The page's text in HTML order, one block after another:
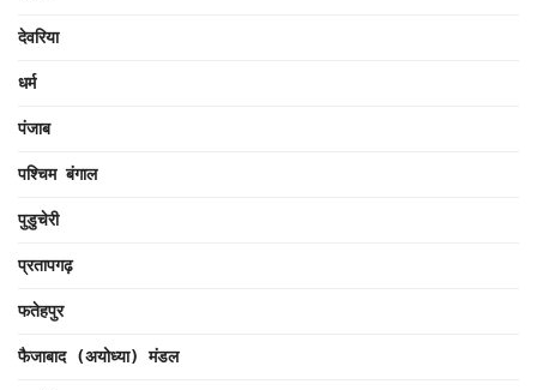
देवरिया
धर्म
पंजाब
पश्चिम बंगाल
पुडुचेरी
प्रतापगढ़
फतेहपुर
फैजाबाद (अयोध्या) मंडल